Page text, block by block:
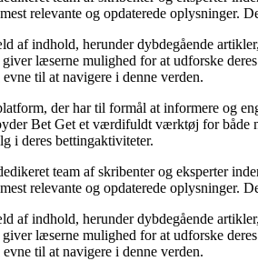
relevante og opdaterede oplysninger.
af indhold, herunder dybdegående
læserne mulighed for at udforske
til at navigere i denne verden.
der har til formål at informere og
Bet Get et værdifuldt værktøj for både
i deres bettingaktiviteter.
team af skribenter og eksperter
relevante og opdaterede oplysninger.
af indhold, herunder dybdegående
læserne mulighed for at udforske
til at navigere i denne verden.